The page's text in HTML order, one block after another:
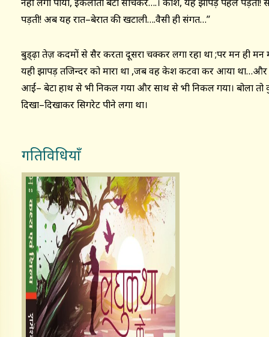
पड़ती! अब यह रात–बेरात की खटाली….वैसी ही संगत…’’
बुड्ढ़ा तेज़ कदमों से सैर करता दूसरा चक्कर लगा रहा था ;पर मन ही मन
यही झापड़ तजिन्दर को मारा था ,जब वह केश कटवा कर आया
आईं– बेटा हाथ से भी निकल गया और साथ से भी निकल गया। बोला
दिखा–दिखाकर सिगरेट पीने लगा था।
गतिविधियाँ